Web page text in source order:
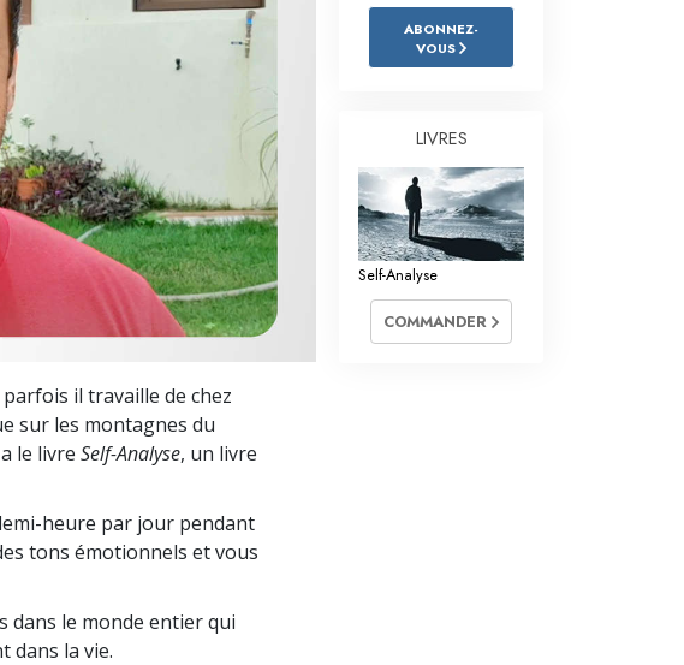
L’échelle des tons émotionnels
Réponses aux drogues
Les enfants
Des outils pour le monde du travail
L’éthique et les conditions
La raison de l’oppression
Les investigations
Les fondements de l’organisation
il travaille de chez
sur les montagnes du
le livre Self-Analyse, un livre
heure par jour pendant
tons émotionnels et vous
dans le monde entier qui
dans la vie.
ABONNEZ-
VOUS
LIVRES
Self-Analyse
COMMANDER